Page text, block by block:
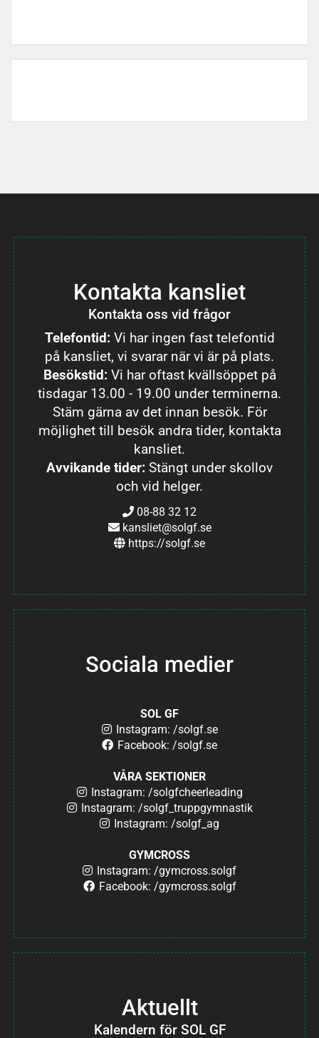
Kontakta kansliet
Kontakta oss vid frågor
Telefontid: Vi har ingen fast telefontid
på kansliet, vi svarar när vi är på plats.
Besökstid: Vi har oftast kvällsöppet på
tisdagar 13.00 - 19.00 under terminerna.
Stäm gärna av det innan besök. För
möjlighet till besök andra tider, kontakta
kansliet.
Avvikande tider: Stängt under skollov
och vid helger.
08-88 32 12
kansliet@solgf.se
https://solgf.se
Sociala medier
SOL GF
Instagram: /solgf.se
Facebook: /solgf.se
VÅRA SEKTIONER
Instagram: /solgfcheerleading
Instagram: /solgf_truppgymnastik
Instagram: /solgf_ag
GYMCROSS
Instagram: /gymcross.solgf
Facebook: /gymcross.solgf
Aktuellt
Kalendern för SOL GF